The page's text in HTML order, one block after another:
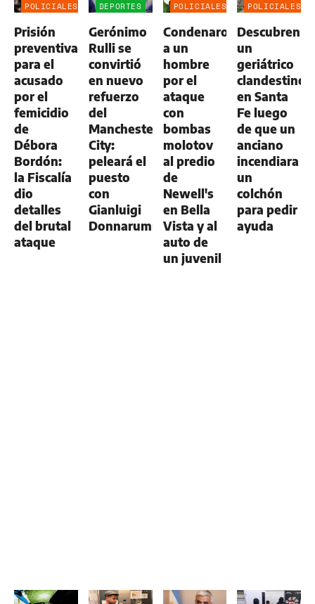
POLICIALES
Prisión
preventiva
para el
acusado
por el
femicidio
de
Débora
Bordón:
la Fiscalía
dio
detalles
del brutal
ataque
DEPORTES
Gerónimo
Rulli se
convirtió
en nuevo
refuerzo
del
Manchester
City:
peleará el
puesto
con
Gianluigi
Donnarumma
POLICIALES
Condenaron
a un
hombre
por el
ataque
con
bombas
molotov
al predio
de
Newell's
en Bella
Vista y al
auto de
un juvenil
POLICIALES
Descubren
un
geriátrico
clandestino
en Santa
Fe luego
de que un
anciano
incendiara
un
colchón
para pedir
ayuda